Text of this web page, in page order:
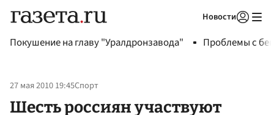
Новости
Покушение на главу "Уралдронзавода" Проблемы с
27 мая 2010 19:45Спорт
Шесть россиян участвуют